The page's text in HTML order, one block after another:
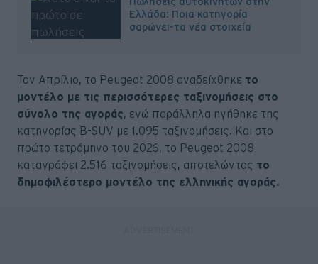
Ελλάδα: Ποια κατηγορία
σαρώνει-τα νέα στοιχεία
Τον Απρίλιο, το Peugeot 2008 αναδείχθηκε το
μοντέλο με τις περισσότερες ταξινομήσεις στο
σύνολο της αγοράς , ενώ παράλληλα ηγήθηκε της
κατηγορίας B-SUV με 1.095 ταξινομήσεις. Και στο
πρώτο τετράμηνο του 2026, το Peugeot 2008
καταγράφει 2.516 ταξινομήσεις, αποτελώντας το
δημοφιλέστερο μοντέλο της ελληνικής αγοράς.